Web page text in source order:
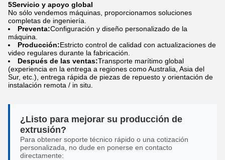
5Servicio y apoyo global
No sólo vendemos máquinas, proporcionamos soluciones
completas de ingeniería.
Preventa:Configuración y diseño personalizado de la
máquina.
Producción:Estricto control de calidad con actualizaciones de
video regulares durante la fabricación.
Después de las ventas:Transporte marítimo global
(experiencia en la entrega a regiones como Australia, Asia del
Sur, etc.), entrega rápida de piezas de repuesto y orientación de
instalación remota / in situ.
¿Listo para mejorar su producción de
extrusión?
Para obtener soporte técnico rápido o una cotización
personalizada, no dude en ponerse en contacto
directamente: